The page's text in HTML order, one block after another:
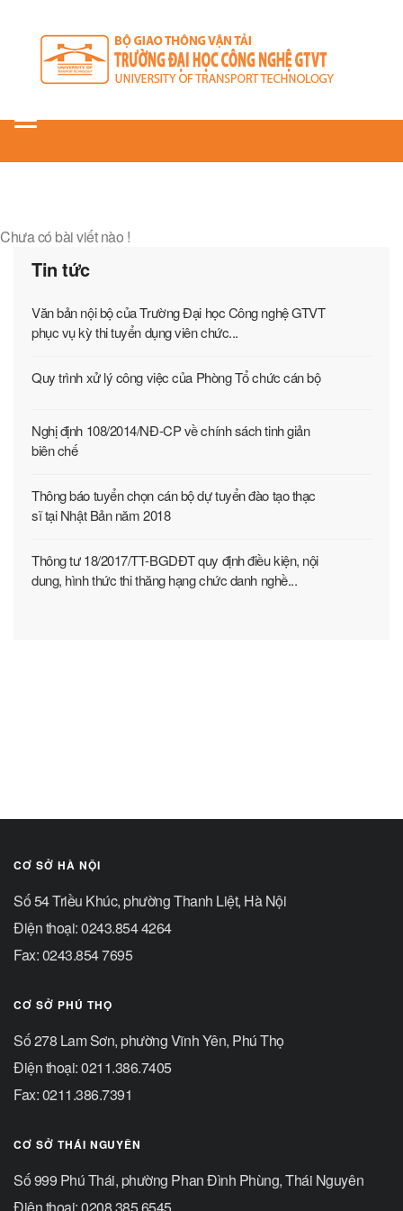
Toggle
Chưa có bài viết nào !
Tin tức
Văn bản nội bộ của Trường Đại học Công nghệ GTVT
phục vụ kỳ thi tuyển dụng viên chức...
Quy trình xử lý công việc của Phòng Tổ chức cán bộ
Nghị định 108/2014/NĐ-CP về chính sách tinh giản
biên chế
Thông báo tuyển chọn cán bộ dự tuyển đào tạo thạc
sĩ tại Nhật Bản năm 2018
Thông tư 18/2017/TT-BGDĐT quy định điều kiện, nội
dung, hình thức thi thăng hạng chức danh nghề...
CƠ SỞ HÀ NỘI
Số 54 Triều Khúc, phường Thanh Liệt, Hà Nội
Điện thoại: 0243.854 4264
Fax: 0243.854 7695
CƠ SỞ PHÚ THỌ
Số 278 Lam Sơn, phường Vĩnh Yên, Phú Thọ
Điện thoại: 0211.386.7405
Fax: 0211.386.7391
CƠ SỞ THÁI NGUYÊN
Số 999 Phú Thái, phường Phan Đình Phùng, Thái Nguyên